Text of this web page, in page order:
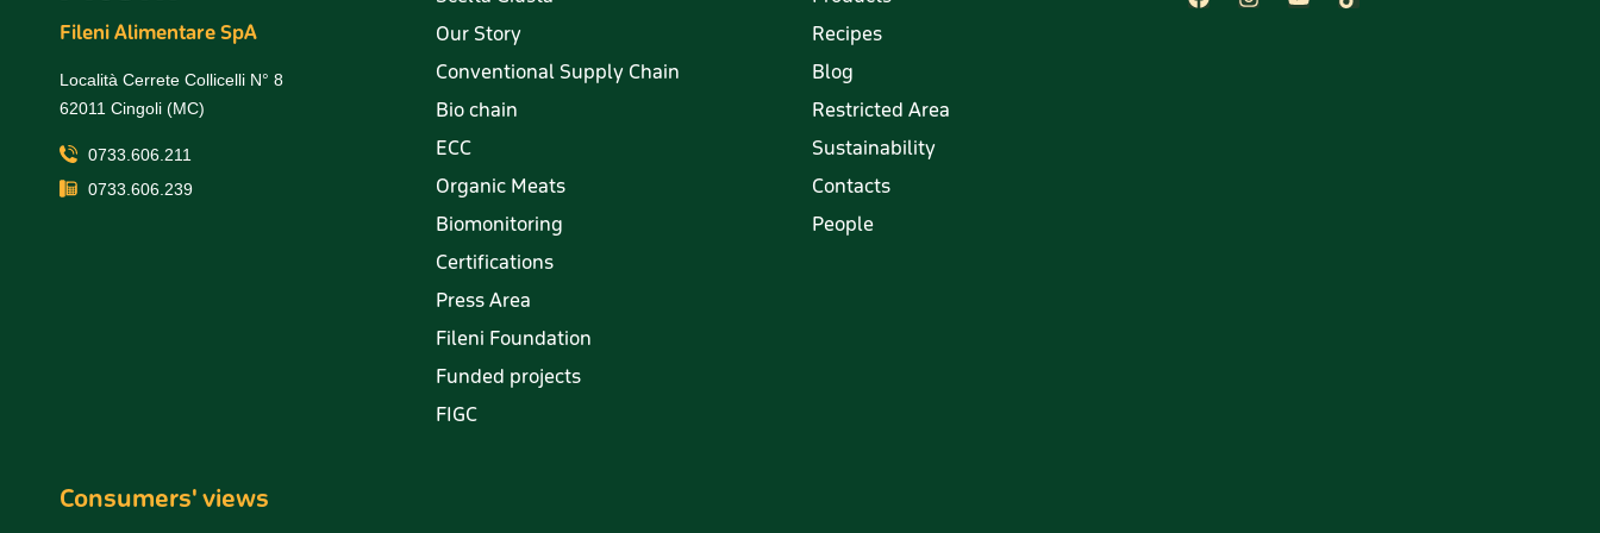
Fileni Alimentare SpA
Località Cerrete Collicelli N° 8
62011 Cingoli (MC)
0733.606.211
0733.606.239
Our Story
Conventional Supply Chain
Bio chain
ECC
Organic Meats
Biomonitoring
Certifications
Press Area
Fileni Foundation
Funded projects
FIGC
Recipes
Blog
Restricted Area
Sustainability
Contacts
People
Consumers' views